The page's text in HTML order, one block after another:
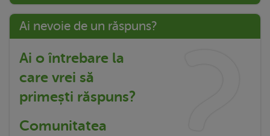
Ai nevoie de un răspuns?
Ai o întrebare la
care vrei să
primești răspuns?
Comunitatea